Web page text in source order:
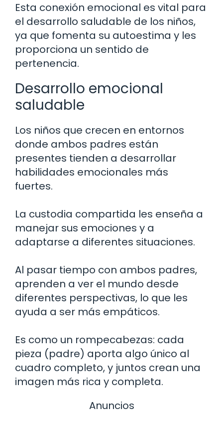
Esta conexión emocional es vital para
el desarrollo saludable de los niños,
ya que fomenta su autoestima y les
proporciona un sentido de
pertenencia.
Desarrollo emocional
saludable
Los niños que crecen en entornos
donde ambos padres están
presentes tienden a desarrollar
habilidades emocionales más
fuertes.
La custodia compartida les enseña a
manejar sus emociones y a
adaptarse a diferentes situaciones.
Al pasar tiempo con ambos padres,
aprenden a ver el mundo desde
diferentes perspectivas, lo que les
ayuda a ser más empáticos.
Es como un rompecabezas: cada
pieza (padre) aporta algo único al
cuadro completo, y juntos crean una
imagen más rica y completa.
Anuncios